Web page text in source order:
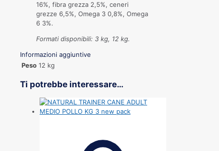
16%, fibra grezza 2,5%, ceneri
grezze 6,5%, Omega 3 0,8%, Omega
6 3%.
Formati disponibili: 3 kg, 12 kg.
Informazioni aggiuntive
Peso 12 kg
Ti potrebbe interessare…